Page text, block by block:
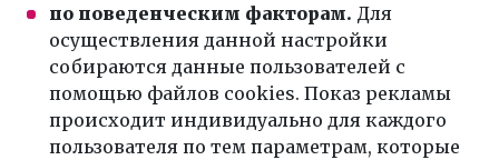
по поведенческим факторам. Для
осуществления данной настройки
собираются данные пользователей с
помощью файлов cookies. Показ рекламы
происходит индивидуально для каждого
пользователя по тем параметрам, которые